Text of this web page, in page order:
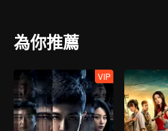
為你推薦
VIP